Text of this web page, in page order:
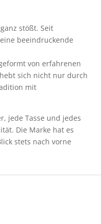
stößt. Seit
beeindruckende
von erfahrenen
sich nicht nur durch
mit
jede Tasse und jedes
Die Marke hat es
stets nach vorne